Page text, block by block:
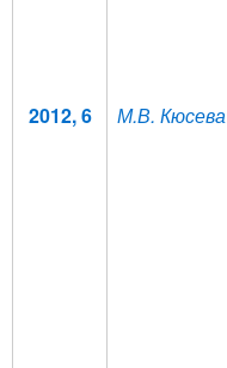
2012, 6 М.В. Кюсева